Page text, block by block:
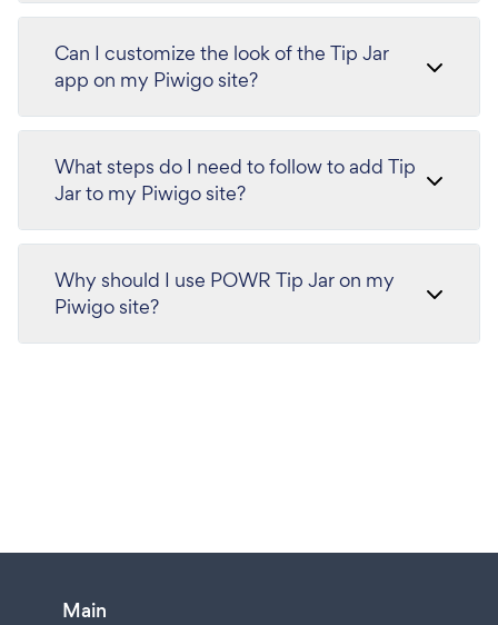
Can I customize the look of the Tip Jar
app on my Piwigo site?
What steps do I need to follow to add Tip
Jar to my Piwigo site?
Why should I use POWR Tip Jar on my
Piwigo site?
Main